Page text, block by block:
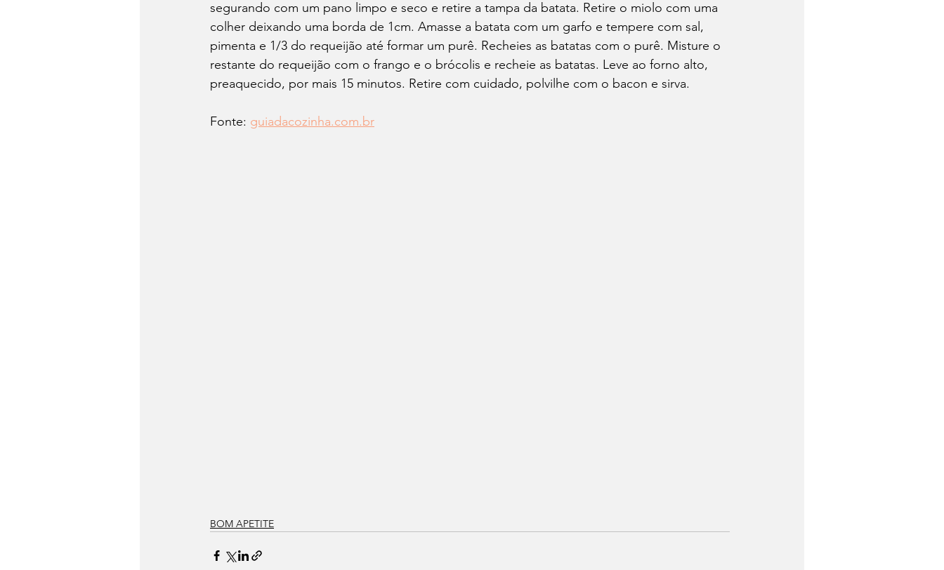
segurando com um pano limpo e seco e retire a tampa da batata. Retire o miolo com uma
colher deixando uma borda de 1cm. Amasse a batata com um garfo e tempere com sal,
pimenta e 1/3 do requeijão até formar um purê. Recheies as batatas com o purê. Misture o
restante do requeijão com o frango e o brócolis e recheie as batatas. Leve ao forno alto,
preaquecido, por mais 15 minutos. Retire com cuidado, polvilhe com o bacon e sirva.
Fonte: guiadacozinha.com.br
BOM APETITE